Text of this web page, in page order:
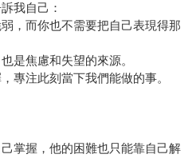
我自己：
，而你也不需要把自己表現得那
是焦慮和失望的來源。
專注此刻當下我們能做的事。
掌握，他的困難也只能靠自己解